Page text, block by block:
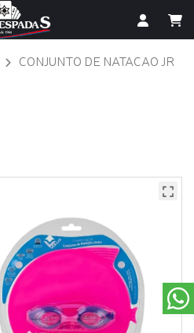
CONJUNTO DE NATACAO JR